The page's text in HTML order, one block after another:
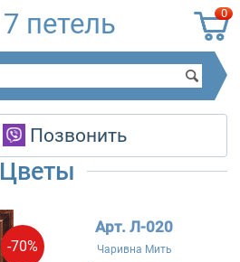
0
7 петель
Позвонить
Цветы
-70%
Арт. Л-020
Чаривна Мить